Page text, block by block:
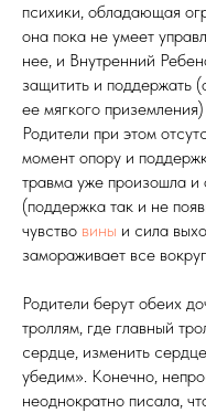
психики, обладающая
она пока не умеет
нее, и Внутренний
защитить и поддержать
ее мягкого
Родители при этом
момент опору и
травма уже произошла и
(поддержка так и не
чувство вины и сила
замораживает все
Родители берут обеих
троллям, где главный
сердце, изменить
убедим». Конечно,
неоднократно писала,